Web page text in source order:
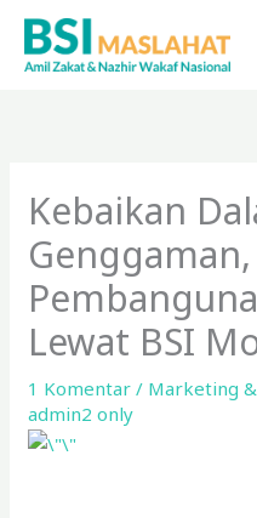
Lewati
konten
Kebaikan
Lewat BSI
1 Komentar / Marketing
admin2 only